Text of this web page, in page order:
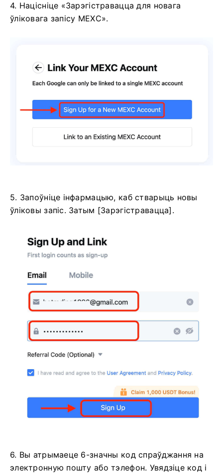
4. Націсніце «Зарэгістравацца для новага
ўліковага запісу MEXC».
5. Запоўніце інфармацыю, каб стварыць новы
ўліковы запіс. Затым [Зарэгістравацца].
6. Вы атрымаеце 6-значны код спраўджання на
электронную пошту або тэлефон. Увядзіце код і